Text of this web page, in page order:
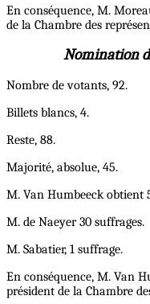
En conséquence, M.
de la Chambre des
Nomination
Nombre de votants, 92.
Billets blancs, 4.
Reste, 88.
Majorité, absolue, 45.
M. Van Humbeeck obtient
M. de Naeyer 30 suffrages.
M. Sabatier, 1 suffrage.
En conséquence, M. Van
président de la Chambre